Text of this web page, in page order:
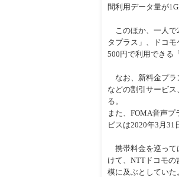
間利用データ量が
このほか、一人で
タプラス」、ドコ
500円で利用できる
なお、新料金プラ
などの割引サービ
る。
また、FOMA音声
ビスは2020年3月31
携帯料金を巡って
けて、NTTドコモ
模に及ぶとしていた